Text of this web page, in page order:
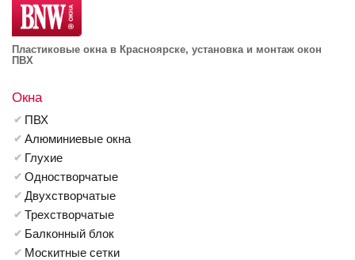
Пластиковые окна в Красноярске, установка и монтаж окон
ПВХ
Окна
ПВХ
Алюминиевые окна
Глухие
Одностворчатые
Двухстворчатые
Трехстворчатые
Балконный блок
Москитные сетки